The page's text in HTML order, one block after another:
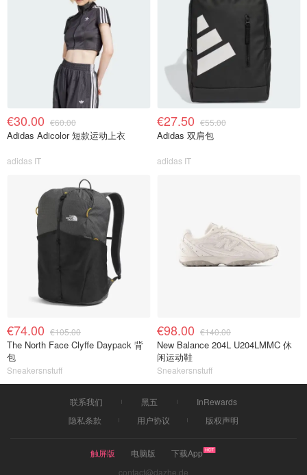
€30.00 €60.00
Adidas Adicolor 短款运动上衣
adidas IT
€27.50 €55.00
Adidas 双肩包
adidas IT
€74.00 €105.00
The North Face Clyffe Daypack 背
包
Sneakersnstuff
€98.00 €140.00
New Balance 204L U204LMMC 休
闲运动鞋
Sneakersnstuff
联系我们 黑五
InRewards
隐私条款
用户协议 版权声明
触屏版 电脑版
下载App
contact@dazhe.de